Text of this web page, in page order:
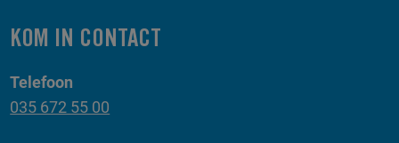
KOM IN CONTACT
Telefoon
035 672 55 00